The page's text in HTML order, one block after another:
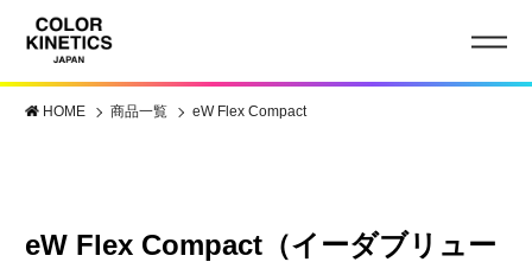
HOME 商品一覧 eW Flex Compact
eW Flex Compact（イーダブリュー